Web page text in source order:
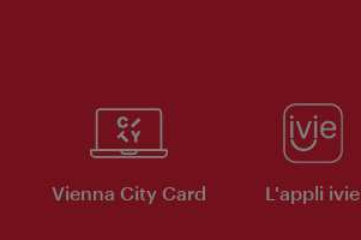
Vienna City Card L'appli ivie